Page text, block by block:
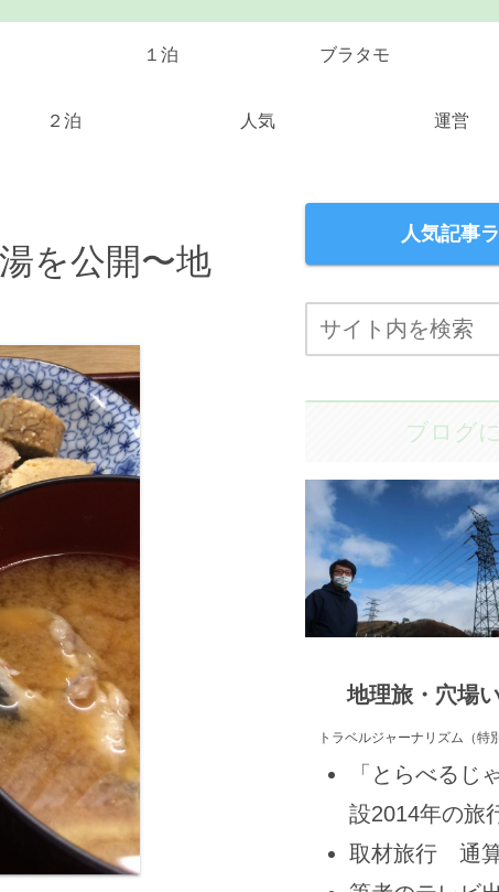
１泊 ブラタモ
２泊 人気 運営
を公開〜地
人気記事
ブログ
地理旅・穴場
トラベルジャーナリズム（特
「とらべるじ
設2014年の旅
取材旅行 通算